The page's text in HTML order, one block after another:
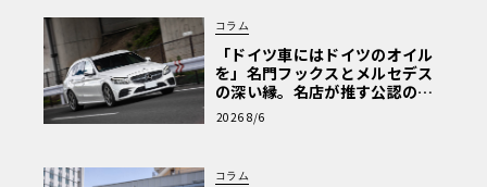
m]。
カーティケヤン氏が運転する、この4ドアスポーツラグジュ
アリーEVもBICにアタックし、2m10秒313という素晴らし
コラム
「ドイツ車にはドイツのオイル
を」名門フックスとメルセデス
の深い縁。名店が推す公認の安
心と、Cクラスで味わうシルキー
な走り〈PR〉
2026 8/6
コラム